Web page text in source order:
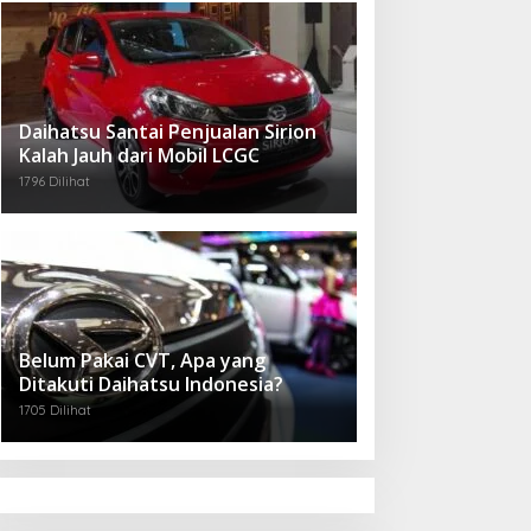
Daihatsu Santai Penjualan Sirion
Kalah Jauh dari Mobil LCGC
1796 Dilihat
Belum Pakai CVT, Apa yang
Ditakuti Daihatsu Indonesia?
1705 Dilihat